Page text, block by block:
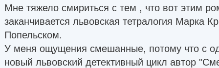
Мне тяжело смириться с тем , что вот этим
заканчивается львовская тетралогия Марка
Попельском.
У меня ощущения смешанные, потому что с
новый львовский детективный цикл автор